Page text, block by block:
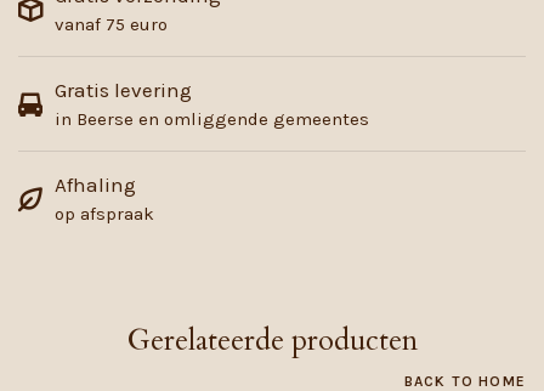
vanaf 75 euro
Gratis levering
in Beerse en omliggende gemeentes
Afhaling
op afspraak
Gerelateerde producten
BACK TO HOME